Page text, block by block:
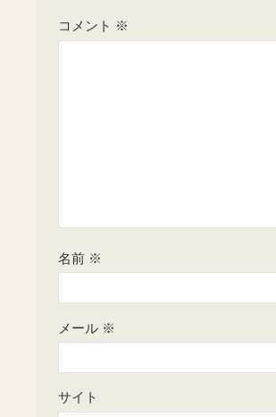
コメント ※
名前 ※
メール ※
サイト